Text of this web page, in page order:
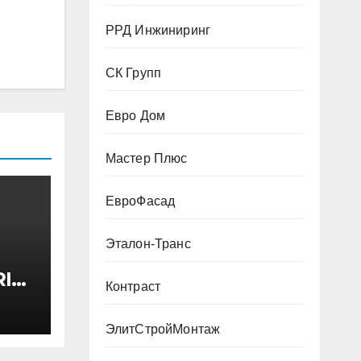
РРД Инжиниринг
СК Групп
Евро Дом
Мастер Плюс
ЕвроФасад
Эталон-Транс
Контраст
ЭлитСтройМонтаж